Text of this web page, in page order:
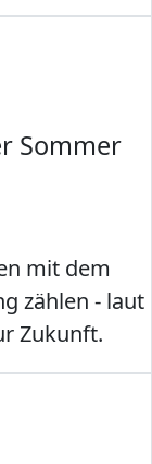
Sommer
mit dem
zählen - laut
Zukunft.